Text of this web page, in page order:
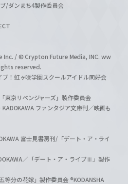
/ダンまち4製作委員会
/ © Crypton Future Media, INC. ww
reserved.
！虹ヶ咲学園スクールアイドル同好会
東京リベンジャーズ」製作委員会
ファンタジア文庫刊／映画も
富士見書房刊/「デート・ア・ライ
／「デート・ア・ライブⅢ」製作
分の花嫁」製作委員会 ®KODANSHA